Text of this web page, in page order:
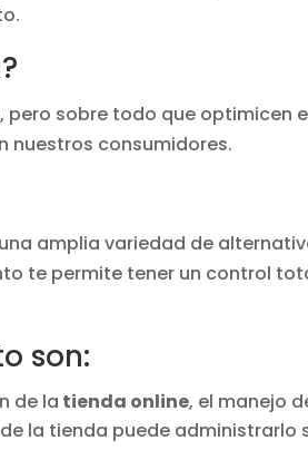
sobre todo que optimicen
nuestros consumidores.
amplia variedad de
te permite tener un control
son:
de la tienda online, el manejo
la tienda puede administrarlo